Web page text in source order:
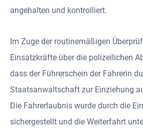
angehalten und kontrolliert.
Im Zuge der routinemäßigen
Einsatzkräfte über die polizeilichen
dass der Führerschein der Fahrerin
Staatsanwaltschaft zur Einziehung
Die Fahrerlaubnis wurde durch die
sichergestellt und die Weiterfahrt